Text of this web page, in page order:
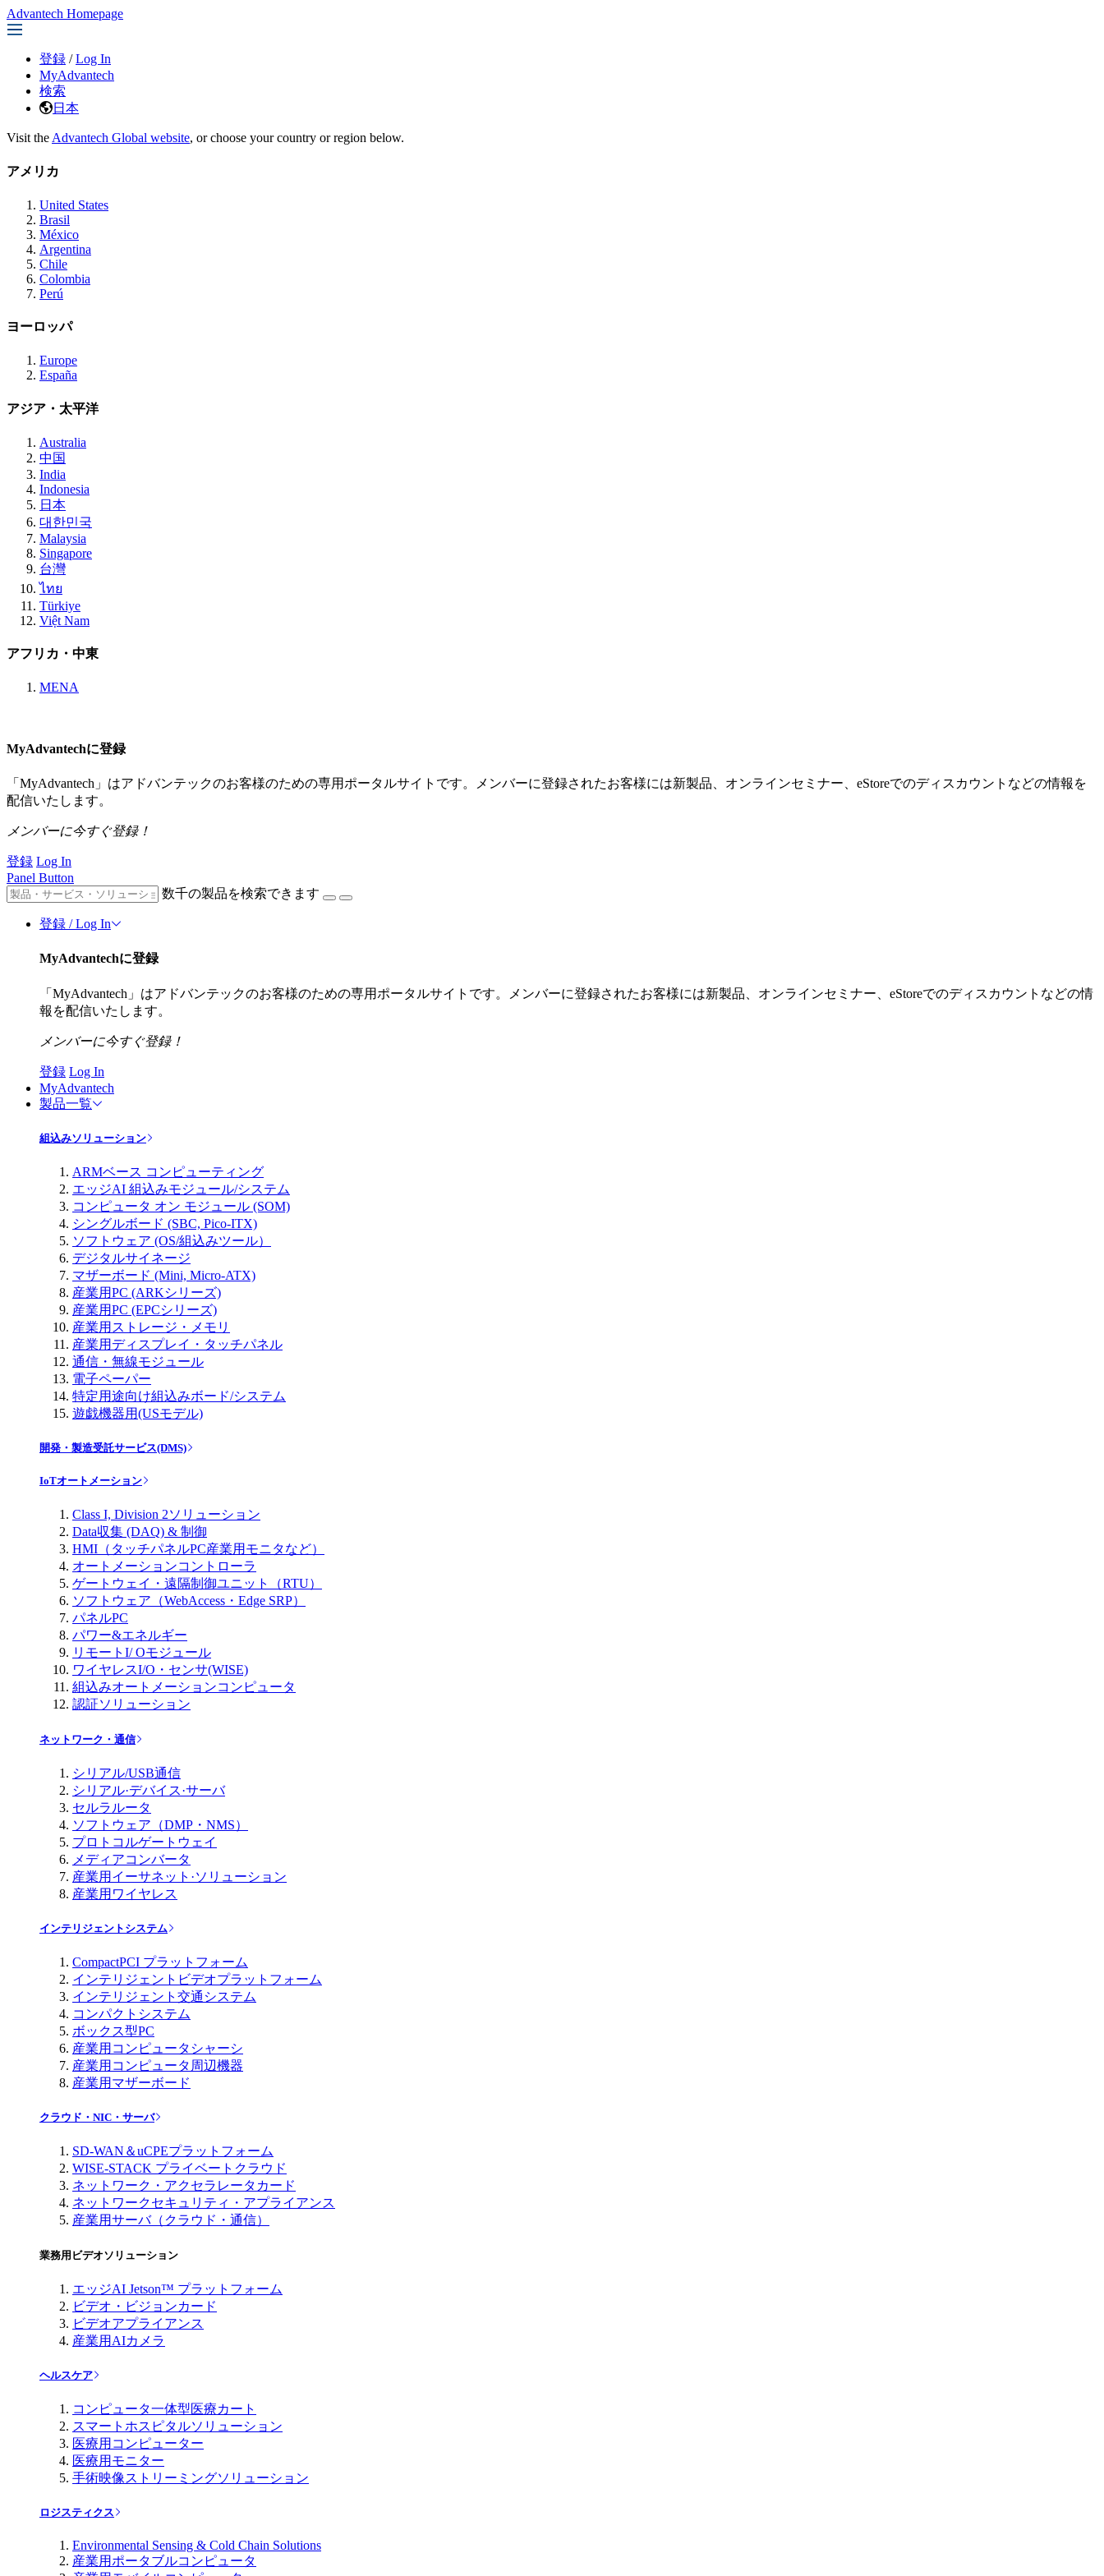
Advantech Homepage
登録 / Log In
MyAdvantech
検索
日本
Visit the Advantech Global website, or choose your country or region below.
アメリカ
United States
Brasil
México
Argentina
Chile
Colombia
Perú
ヨーロッパ
Europe
España
アジア・太平洋
Australia
中国
India
Indonesia
日本
대한민국
Malaysia
Singapore
台灣
ไทย
Türkiye
Việt Nam
アフリカ・中東
MENA
MyAdvantechに登録
「MyAdvantech」はアドバンテックのお客様のための専用ポータルサイトです。メンバーに登録されたお客様には新製品、オンラインセミナー、eStoreでのディスカウントなどの情報を
配信いたします。
メンバーに今すぐ登録！
登録 Log In
Panel Button
数千の製品を検索できます
登録 / Log In
MyAdvantechに登録
「MyAdvantech」はアドバンテックのお客様のための専用ポータルサイトです。メンバーに登録されたお客様には新製品、オンラインセミナー、eStoreでのディスカウントなどの情
報を配信いたします。
メンバーに今すぐ登録！
登録 Log In
MyAdvantech
製品一覧
組込みソリューション
ARMベース コンピューティング
エッジAI 組込みモジュール/システム
コンピュータ オン モジュール (SOM)
シングルボード (SBC, Pico-ITX)
ソフトウェア (OS/組込みツール）
デジタルサイネージ
マザーボード (Mini, Micro-ATX)
産業用PC (ARKシリーズ)
産業用PC (EPCシリーズ)
産業用ストレージ・メモリ
産業用ディスプレイ・タッチパネル
通信・無線モジュール
電子ペーパー
特定用途向け組込みボード/システム
遊戯機器用(USモデル)
開発・製造受託サービス(DMS)
IoTオートメーション
Class I, Division 2ソリューション
Data収集 (DAQ) & 制御
HMI（タッチパネルPC産業用モニタなど）
オートメーションコントローラ
ゲートウェイ・遠隔制御ユニット（RTU）
ソフトウェア（WebAccess・Edge SRP）
パネルPC
パワー&エネルギー
リモートI/ Oモジュール
ワイヤレスI/O・センサ(WISE)
組込みオートメーションコンピュータ
認証ソリューション
ネットワーク・通信
シリアル/USB通信
シリアル·デバイス·サーバ
セルラルータ
ソフトウェア（DMP・NMS）
プロトコルゲートウェイ
メディアコンバータ
産業用イーサネット·ソリューション
産業用ワイヤレス
インテリジェントシステム
CompactPCI プラットフォーム
インテリジェントビデオプラットフォーム
インテリジェント交通システム
コンパクトシステム
ボックス型PC
産業用コンピュータシャーシ
産業用コンピュータ周辺機器
産業用マザーボード
クラウド・NIC・サーバ
SD-WAN＆uCPEプラットフォーム
WISE-STACK プライベートクラウド
ネットワーク・アクセラレータカード
ネットワークセキュリティ・アプライアンス
産業用サーバ（クラウド・通信）
業務用ビデオソリューション
エッジAI Jetson™ プラットフォーム
ビデオ・ビジョンカード
ビデオアプライアンス
産業用AIカメラ
ヘルスケア
コンピュータ一体型医療カート
スマートホスピタルソリューション
医療用コンピューター
医療用モニター
手術映像ストリーミングソリューション
ロジスティクス
Environmental Sensing & Cold Chain Solutions
産業用ポータブルコンピュータ